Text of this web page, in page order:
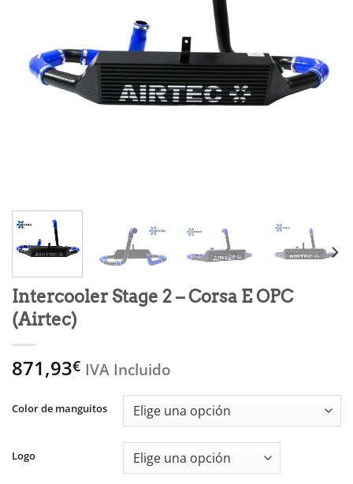
Intercooler Stage 2 – Corsa E OPC
(Airtec)
871,93€ IVA Incluido
Color de manguitos
Logo